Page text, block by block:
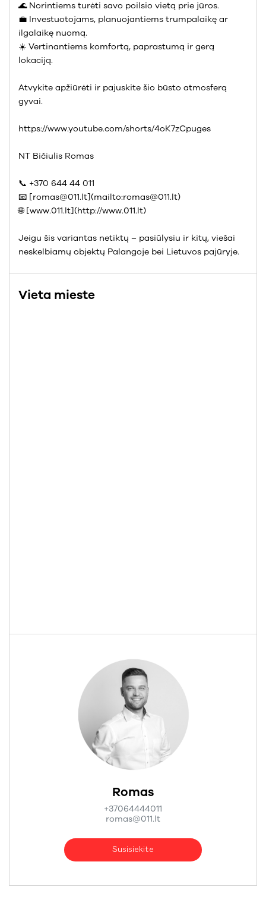
🌊 Norintiems turėti savo poilsio vietą prie jūros.
💼 Investuotojams, planuojantiems trumpalaikę ar
ilgalaikę nuomą.
☀️ Vertinantiems komfortą, paprastumą ir gerą
lokaciją.
Atvykite apžiūrėti ir pajuskite šio būsto atmosferą
gyvai.
https://www.youtube.com/shorts/4oK7zCpuges
NT Bičiulis Romas
📞 +370 644 44 011
📧 [romas@011.lt](mailto:romas@011.lt)
🌐 [www.011.lt](http://www.011.lt)
Jeigu šis variantas netiktų – pasiūlysiu ir kitų, viešai
neskelbiamų objektų Palangoje bei Lietuvos pajūryje.
Vieta mieste
Romas
+37064444011
romas@011.lt
Susisiekite